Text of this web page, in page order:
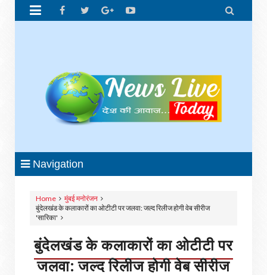
 
Navigation
Home
मुंबई मनोरंजन
बुंदेलखंड के कलाकारों का ओटीटी पर जलवा: जल्द रिलीज होगी वेब सीरीज
'सारिका'
बुंदेलखंड के कलाकारों का ओटीटी पर
जलवा: जल्द रिलीज होगी वेब सीरीज